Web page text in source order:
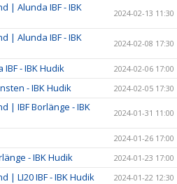
| Alunda IBF - IBK
2024-02-13 11:30
| Alunda IBF - IBK
2024-02-08 17:30
- IBK Hudik 2024-02-06 17:00
- IBK Hudik 2024-02-05 17:30
| IBF Borlänge - IBK
2024-01-31 11:00
2024-01-26 17:00
- IBK Hudik 2024-01-23 17:00
| LI20 IBF - IBK Hudik 2024-01-22 12:30